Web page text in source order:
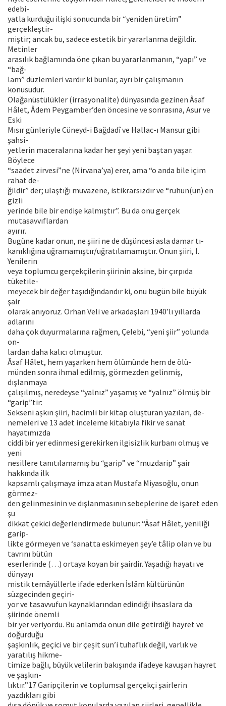
edebi-
yatla kurduğu ilişki sonucunda bir “yeniden üretim”
gerçekleştir-
miştir; ancak bu, sadece estetik bir yararlanma değildir.
Metinler
arasılık bağlamında öne çıkan bu yararlanmanın, “yapı” ve
“bağ-
lam” düzlemleri vardır ki bunlar, ayrı bir çalışmanın
konusudur.
Olağanüstülükler (irrasyonalite) dünyasında gezinen Âsaf
Hâlet, Âdem Peygamber’den öncesine ve sonrasına, Asur ve
Eski
Mısır günleriyle Cüneyd-i Bağdadî ve Hallac-ı Mansur gibi
şahsi-
yetlerin maceralarına kadar her şeyi yeni baştan yaşar.
Böylece
“saadet zirvesi”ne (Nirvana’ya) erer, ama “o anda bile içim
rahat de-
ğildir” der; ulaştığı muvazene, istikrarsızdır ve “ruhun(un) en
gizli
yerinde bile bir endişe kalmıştır”. Bu da onu gerçek
mutasavvıflardan
ayırır.
Bugüne kadar onun, ne şiiri ne de düşüncesi asla damar tı-
kanıklığına uğramamıştır/uğratılamamıştır. Onun şiiri, I.
Yenilerin
veya toplumcu gerçekçilerin şiirinin aksine, bir çırpıda
tüketile-
meyecek bir değer taşıdığındandır ki, onu bugün bile büyük
şair
olarak anıyoruz. Orhan Veli ve arkadaşları 1940’lı yıllarda
adlarını
daha çok duyurmalarına rağmen, Çelebi, “yeni şiir” yolunda
on-
lardan daha kalıcı olmuştur.
Âsaf Hâlet, hem yaşarken hem ölümünde hem de ölü-
münden sonra ihmal edilmiş, görmezden gelinmiş,
dışlanmaya
çalışılmış, neredeyse “yalnız” yaşamış ve “yalnız” ölmüş bir
“garip”tir:
Sekseni aşkın şiiri, hacimli bir kitap oluşturan yazıları, de-
nemeleri ve 13 adet inceleme kitabıyla fikir ve sanat
hayatımızda
ciddi bir yer edinmesi gerekirken ilgisizlik kurbanı olmuş ve
yeni
nesillere tanıtılamamış bu “garip” ve “muzdarip” şair
hakkında ilk
kapsamlı çalışmaya imza atan Mustafa Miyasoğlu, onun
görmez-
den gelinmesinin ve dışlanmasının sebeplerine de işaret eden
şu
dikkat çekici değerlendirmede bulunur: “Âsaf Hâlet, yeniliği
garip-
likte görmeyen ve ‘sanatta eskimeyen şey’e tâlip olan ve bu
tavrını bütün
eserlerinde (…) ortaya koyan bir şairdir. Yaşadığı hayatı ve
dünyayı
mistik temâyüllerle ifade ederken İslâm kültürünün
süzgecinden geçiri-
yor ve tasavvufun kaynaklarından edindiği ihsaslara da
şiirinde önemli
bir yer veriyordu. Bu anlamda onun dile getirdiği hayret ve
doğurduğu
şaşkınlık, geçici ve bir çeşit sun’i tuhaflık değil, varlık ve
yaratılış hikme-
timize bağlı, büyük velilerin bakışında ifadeye kavuşan hayret
ve şaşkın-
lıktır.”17 Garipçilerin ve toplumsal gerçekçi şairlerin
yazdıkları gibi